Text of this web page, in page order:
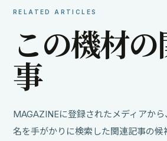
RELATED ARTICLES
この機材の
事
MAGAZINEに登録されたメディアか
名を手がかりに検索した関連記事の候